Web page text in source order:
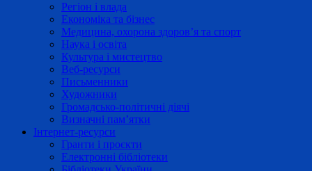
Регіон і влада
Економіка та бізнес
Медицина, охорона здоров’я та спорт
Наука і освіта
Культура і мистецтво
Веб-ресурси
Письменники
Художники
Громадсько-політичні діячі
Визначні пам’ятки
Інтернет-ресурси
Гранти і проєкти
Електронні бібліотеки